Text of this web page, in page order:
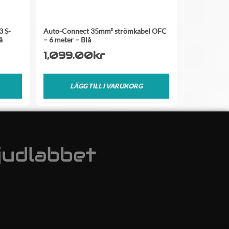
S-
Auto-Connect 35mm² strömkabel OFC
– 6 meter – Blå
1,099.00kr
LÄGG TILL I VARUKORG